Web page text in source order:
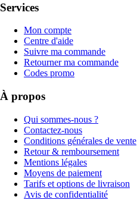
Services
Mon compte
Centre d'aide
Suivre ma commande
Retourner ma commande
Codes promo
À propos
Qui sommes-nous ?
Contactez-nous
Conditions générales de vente
Retour & remboursement
Mentions légales
Moyens de paiement
Tarifs et options de livraison
Avis de confidentialité